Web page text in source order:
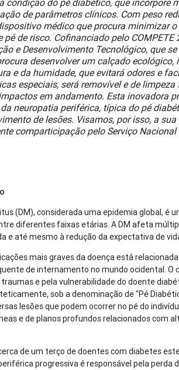
condição do pé diabético, que incorpore
de parâmetros clínicos. Com peso
médico que procura minimizar
pé de risco. Cofinanciado pelo
e Desenvolvimento Tecnológico, que
desenvolver um calçado
e da humidade, que evitará odores e
especiais, será removível e de
em andamento. Esta inovadora
neuropatia periférica, típica do pé
de lesões. Visamos, por isso, a
comparticipação pelo Serviço Nacional
(DM), considerada uma epidemia global,
diferentes faixas etárias. A DM afeta
e até mesmo à redução da expectativa de
mais graves da doença está
de internamento no mundo ocidental.
e pela vulnerabilidade do doente
sob a denominação de "Pé
lesões que podem ocorrer no pé do
e de planos profundos relacionados com
de um terço de doentes com diabetes
progressiva é responsável pela perda